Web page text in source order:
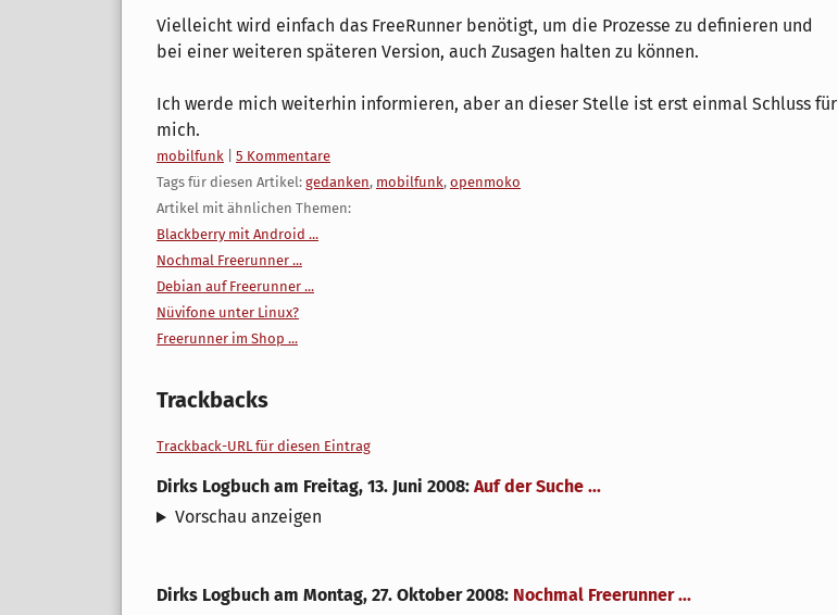
Vielleicht wird einfach das FreeRunner benötigt, um die Prozesse zu definieren und
bei einer weiteren späteren Version, auch Zusagen halten zu können.
Ich werde mich weiterhin informieren, aber an dieser Stelle ist erst einmal Schluss für
mich.
Kategorien:
mobilfunk
5 Kommentare
Tags für diesen Artikel: gedanken, mobilfunk, openmoko
Artikel mit ähnlichen Themen:
Blackberry mit Android ...
Nochmal Freerunner ...
Debian auf Freerunner ...
Nüvifone unter Linux?
Freerunner im Shop ...
Trackbacks
Trackback-URL für diesen Eintrag
Dirks Logbuch am Freitag, 13. Juni 2008: Auf der Suche ...
Vorschau anzeigen
Dirks Logbuch am Montag, 27. Oktober 2008: Nochmal Freerunner ...